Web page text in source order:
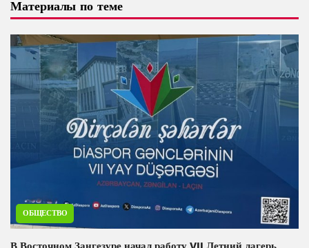
Материалы по теме
ОБЩЕСТВО